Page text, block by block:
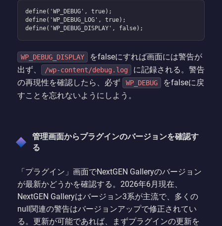
define('WP_DEBUG', true);
define('WP_DEBUG_LOG', true);
define('WP_DEBUG_DISPLAY', false);
WP_DEBUG_DISPLAY
をfalseにすれば画面には警告が
出ず、
/wp-content/debug.log
に記録される。警告
の再現性を確認したら、必ず
WP_DEBUG
をfalseに戻
すことを忘れないようにしよう。
管理画面からプラグインのバージョンを確認す
る
「プラグイン」画面でNextGEN Galleryのバージョン
が最新かどうかを確認する。2026年6月現在、
NextGEN Galleryはバージョン3系が主流で、多くの
null関連の警告はバージョンアップで修正されてい
る。更新が可能であれば、まずプラグインの更新を